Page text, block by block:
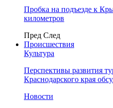
Пробка на подъезде к
километров
Пред След
Происшествия
Культура
Перспективы развития
Краснодарского края
Новости